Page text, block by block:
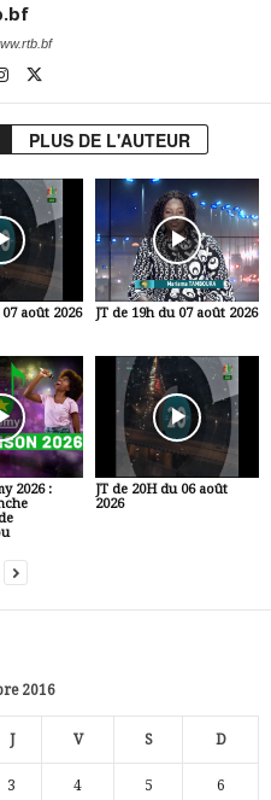
PLUS DE L'AUTEUR
août 2026 JT de 19h du 07 août 2026
2026 :
JT de 20H du 06 août
2026
2016
J V S D
3 4 5 6